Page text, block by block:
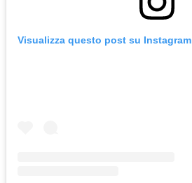
Visualizza questo post su Instagram